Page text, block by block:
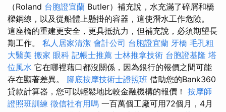
（Roland 台胞證宜蘭 Butler）補充說，水充滿了碎屑和橋
樑鋼線，以及從船體上懸掛的容器，這使潛水工作危險。
這座橋的重建更安全，更具抵抗力，但補充說，必須期望長
期工作。 私人居家清潔 會計公司 台胞證宜蘭 牙橋 毛孔粗
大醫美 搬家 眼科 記帳士推薦 士林推拿技術 台胞證基隆 塔
位風水 它在哪裡藉口都沒關係，因為銀行的報價之間可能
存在顯著差異。 腳底按摩技術士證照班 借助您的Bank360
貸款計算器，您可以輕鬆地比較金融機構的報價！ 按摩師
證照班訓練 徵信社有用嗎 一百萬個工廠可用72個月，4月